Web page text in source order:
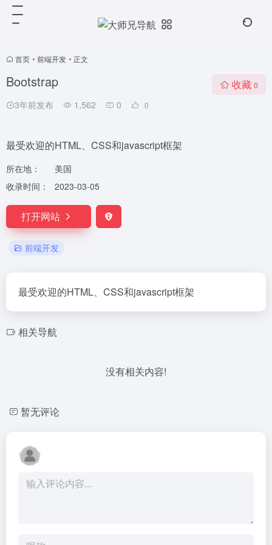
首页 • 前端开发 • 正文
Bootstrap
3年前发布 1,562 0 0
收藏 0
最受欢迎的HTML、CSS和javascript框架
所在地：
美国
收录时间：
2023-03-05
打开网站
前端开发
最受欢迎的HTML、CSS和javascript框架
相关导航
没有相关内容!
暂无评论